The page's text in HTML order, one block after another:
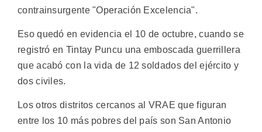
contrainsurgente "Operación Excelencia".
Eso quedó en evidencia el 10 de octubre, cuando se
registró en Tintay Puncu una emboscada guerrillera
que acabó con la vida de 12 soldados del ejército y
dos civiles.
Los otros distritos cercanos al VRAE que figuran
entre los 10 más pobres del país son San Antonio